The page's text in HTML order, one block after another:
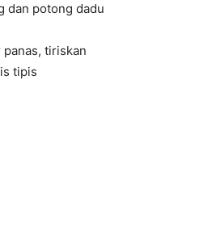
dan potong dadu
panas, tiriskan
tipis